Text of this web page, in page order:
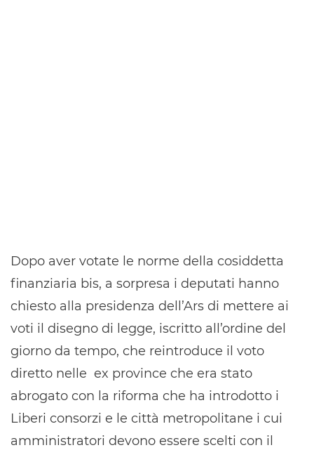
Dopo aver votate le norme della cosiddetta
finanziaria bis, a sorpresa i deputati hanno
chiesto alla presidenza dell’Ars di mettere ai
voti il disegno di legge, iscritto all’ordine del
giorno da tempo, che reintroduce il voto
diretto nelle ex province che era stato
abrogato con la riforma che ha introdotto i
Liberi consorzi e le città metropolitane i cui
amministratori devono essere scelti con il